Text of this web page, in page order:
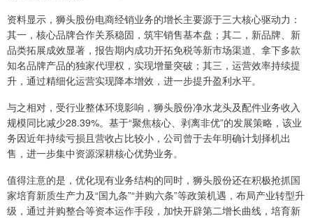
资料显示，狮头股份电商经销业务的增长主要源于三大核心驱动力：
其一，核心品牌合作关系稳固，筑牢销售基本盘；其二，新品牌、新
品类拓展成效显著，报告期内成功开拓免税等新市场渠道、拿下多款
知名品牌产品的独家代理权，实现增量突破；其三，运营效率持续提
升，通过精细化运营实现降本增效，进一步提升盈利水平。
与之相对，受行业整体环境影响，狮头股份净水龙头及配件业务收入
规模同比减少28.39%。基于“聚焦核心、剥离非优”的发展策略，该业
务因近年持续亏损且营收占比较小，公司曾于去年明确计划择机出
售，进一步集中资源深耕核心优势业务。
值得注意的是，优化现有业务结构的同时，狮头股份还在积极抢抓国
家培育新质生产力及“国九条”“并购六条”等政策机遇，布局产业转型升
级，通过并购整合等资本运作手段，加快开辟第二增长曲线，培育新